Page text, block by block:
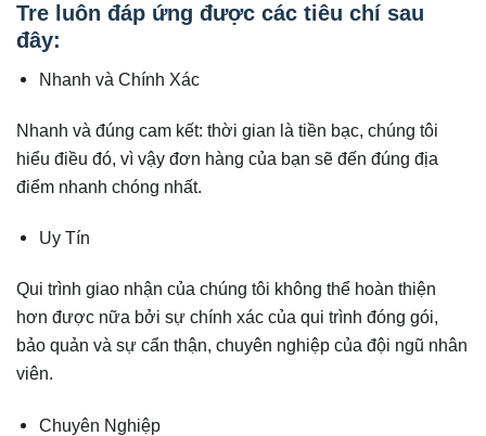
Tre luôn đáp ứng được các tiêu chí sau
đây:
Nhanh và Chính Xác
Nhanh và đúng cam kết: thời gian là tiền bạc, chúng tôi
hiểu điều đó, vì vậy đơn hàng của bạn sẽ đến đúng địa
điểm nhanh chóng nhất.
Uy Tín
Qui trình giao nhận của chúng tôi không thể hoàn thiện
hơn được nữa bởi sự chính xác của qui trình đóng gói,
bảo quản và sự cẩn thận, chuyên nghiệp của đội ngũ nhân
viên.
Chuyên Nghiệp